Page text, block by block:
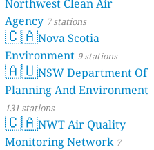
Northwest Clean Air
Agency 7 stations
🇨🇦Nova Scotia
Environment 9 stations
🇦🇺NSW Department Of
Planning And Environment
131 stations
🇨🇦NWT Air Quality
Monitoring Network 7